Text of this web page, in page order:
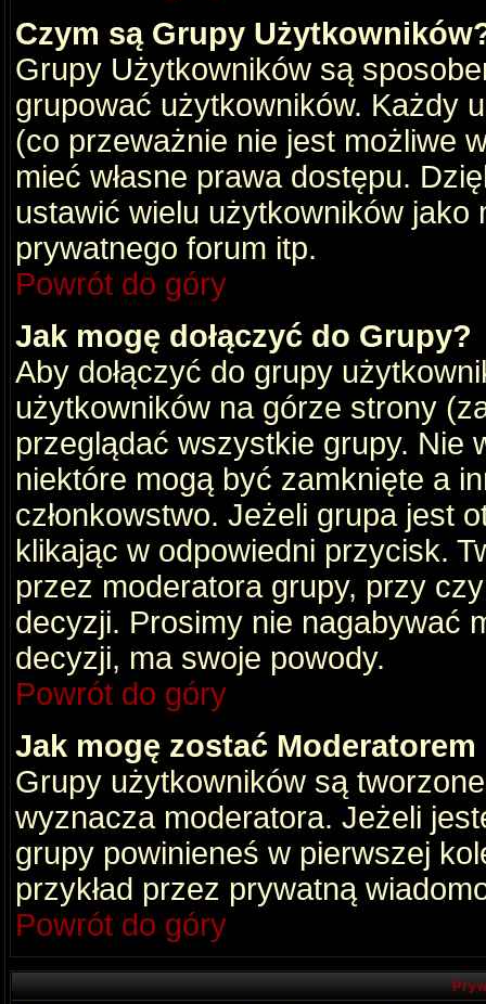
Czym są Grupy
Grupy Użytkowników są
grupować użytkowników. Każdy
(co przeważnie nie jest możliwe
mieć własne prawa dostępu.
ustawić wielu użytkowników
prywatnego forum itp.
Powrót do góry
Jak mogę dołączyć do Grupy?
Aby dołączyć do grupy
użytkowników na górze strony
przeglądać wszystkie grupy. Nie
niektóre mogą być zamknięte a
członkowstwo. Jeżeli grupa jest
klikając w odpowiedni przycisk.
przez moderatora grupy, przy
decyzji. Prosimy nie nagabywać
decyzji, ma swoje powody.
Powrót do góry
Jak mogę zostać
Grupy użytkowników są
wyznacza moderatora. Jeżeli
grupy powinieneś w pierwszej
przykład przez prywatną
Powrót do góry